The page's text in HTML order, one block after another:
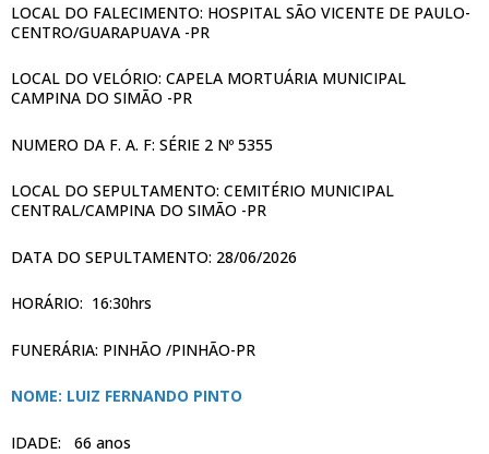
LOCAL DO FALECIMENTO: HOSPITAL SÃO VICENTE DE PAULO-
CENTRO/GUARAPUAVA -PR
LOCAL DO VELÓRIO: CAPELA MORTUÁRIA MUNICIPAL
CAMPINA DO SIMÃO -PR
NUMERO DA F. A. F: SÉRIE 2 Nº 5355
LOCAL DO SEPULTAMENTO: CEMITÉRIO MUNICIPAL
CENTRAL/CAMPINA DO SIMÃO -PR
DATA DO SEPULTAMENTO: 28/06/2026
HORÁRIO: 16:30hrs
FUNERÁRIA: PINHÃO /PINHÃO-PR
NOME: LUIZ FERNANDO PINTO
IDADE: 66 anos